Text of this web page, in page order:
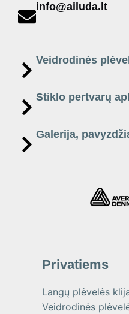
info@ailuda.lt
Veidrodinės
Stiklo pertvarų
Galerija,
Privatiems
Langų plėvelės
Veidrodinės